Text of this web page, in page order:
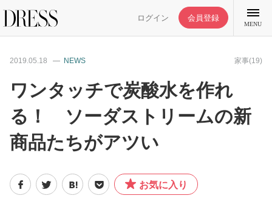
ログイン 会員登録
MENU
特集記事
DRESS部活
ライフスタイル
2019.05.18 NEWS 家事(19)
ワンタッチで炭酸水を作れ
る！ ソーダストリームの新
商品たちがアツい
お気に入り